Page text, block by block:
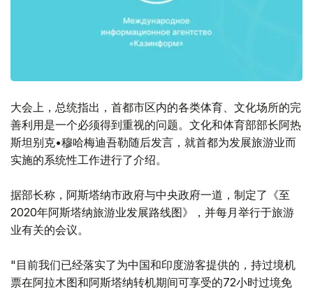
大会上，总统指出，首都市区内的各类体育、文化场所的完
善利用是一个必须得到重视的问题。文化和体育部部长阿热
斯坦别克•穆哈梅迪吾勒随后发言，就首都为发展旅游业而
实施的系统性工作进行了介绍。
据部长称，阿斯塔纳市政府与中央政府一道，制定了《至
2020年阿斯塔纳旅游业发展路线图》，并每月举行于旅游
业有关的会议。
"目前我们已经落实了为中国和印度游客提供的，持过境机
票在阿拉木图和阿斯塔纳转机期间可享受的72小时过境免